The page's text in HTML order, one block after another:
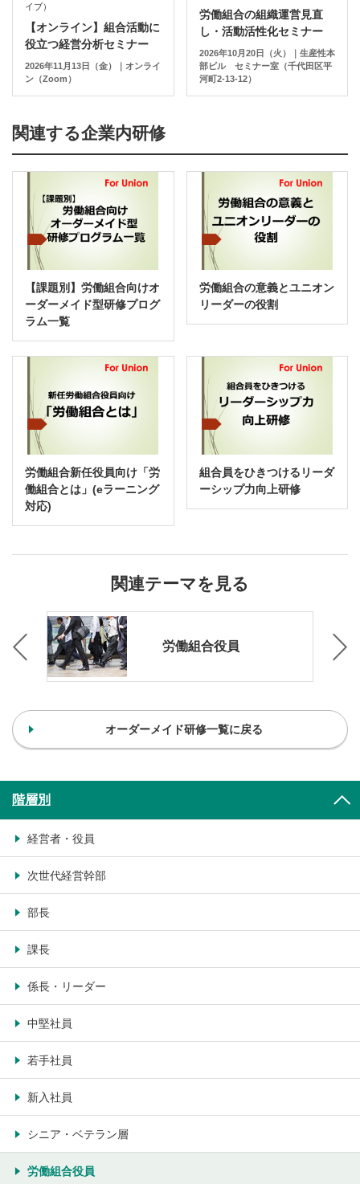
イブ）
【オンライン】組合活動に
役立つ経営分析セミナー
2026年11月13日（金）｜オンライ
ン（Zoom）
労働組合の組織運営見直
し・活動活性化セミナー
2026年10月20日（火）｜生産性本
部ビル セミナー室（千代田区平
河町2-13-12）
関連する企業内研修
【課題別】労働組合向けオ
ーダーメイド型研修プログ
ラム一覧
労働組合の意義とユニオン
リーダーの役割
労働組合新任役員向け「労
働組合とは」(eラーニング
対応)
組合員をひきつけるリーダ
ーシップ力向上研修
関連テーマを見る
労働組合役員
オーダーメイド研修一覧に戻る
階層別
経営者・役員
次世代経営幹部
部長
課長
係長・リーダー
中堅社員
若手社員
新入社員
シニア・ベテラン層
労働組合役員